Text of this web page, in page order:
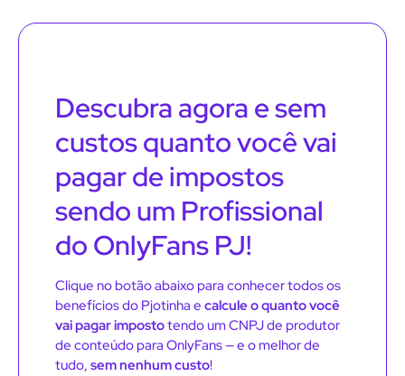
Descubra agora e sem
custos quanto você vai
pagar de impostos
sendo um Profissional
do OnlyFans PJ!
Clique no botão abaixo para conhecer todos os
benefícios do Pjotinha e calcule o quanto você
vai pagar impostotendo um CNPJ de produtor
de conteúdo para OnlyFans — e o melhor de
tudo, sem nenhum custo!